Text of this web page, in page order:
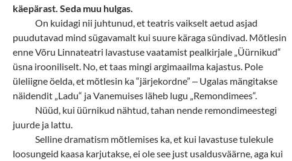
käepärast. Seda muu hulgas.
On kuidagi nii juhtunud, et teatris vaikselt aetud asjad
puudutavad mind sügavamalt kui suure käraga sündivad. Mõtlesin
enne Võru Linnateatri lavastuse vaatamist pealkirjale „Üürnikud“
üsna irooniliselt. No, et taas mingi argimaailma kajastus. Pole
üleliigne öelda, et mõtlesin ka “järjekordne” ‒ Ugalas mängitakse
näidendit „Ladu“ ja Vanemuises läheb lugu „Remondimees“.
Nüüd, kui üürnikud nähtud, tahan nende remondimeestegi
juurde ja lattu.
Selline dramatism mõtlemises ka, et kui lavastuse tulekule
loosungeid kaasa karjutakse, ei ole see just usaldusväärne, aga kui